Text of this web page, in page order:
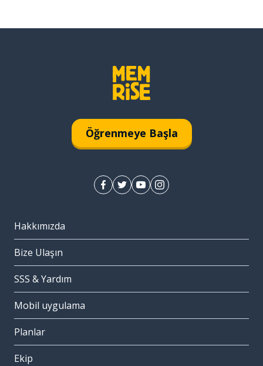
Öğrenmeye Başla
Hakkımızda
Bize Ulaşın
SSS & Yardım
Mobil uygulama
Planlar
Ekip